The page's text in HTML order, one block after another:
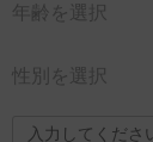
年齢を選択
性別を選択